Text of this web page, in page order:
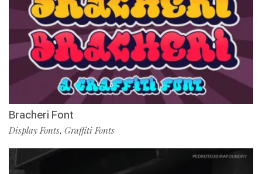
Bracheri Font
Display Fonts, Graffiti Fonts